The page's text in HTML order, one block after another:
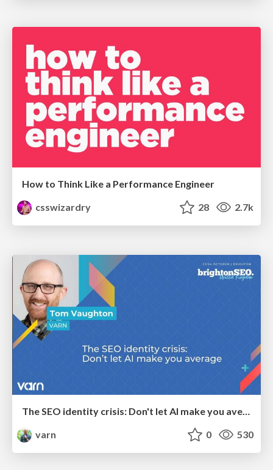
How to Think Like a Performance Engineer
csswizardry
28 2.7k
The SEO identity crisis: Don't let AI make you average
varn
0 530